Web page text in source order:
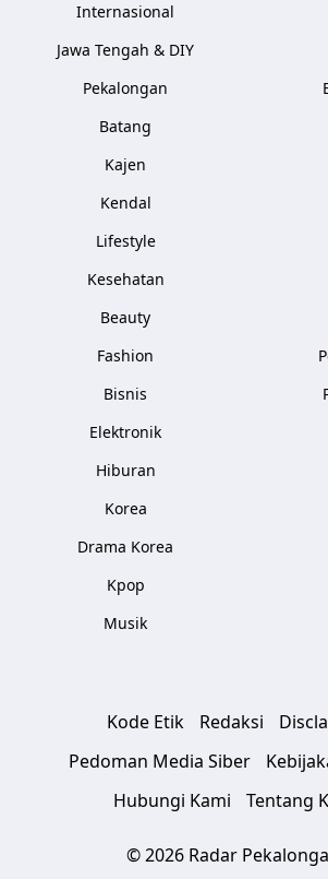
Internasional
Jawa Tengah & DIY
Pekalongan
Batang
Kajen
Kendal
Lifestyle
Kesehatan
Beauty
Fashion
Bisnis
Elektronik
Hiburan
Korea
Drama Korea
Kpop
Musik
Kode Etik Redaksi
Pedoman Media Siber
Hubungi Kami
Tentang
© 2026 Radar